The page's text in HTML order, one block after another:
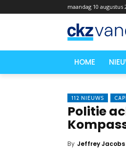
maandag 10 augustus
HOME
112 NIEUWS
Politie
By Jeffrey Jacobs